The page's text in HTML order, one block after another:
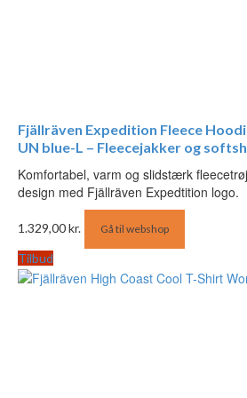
Fjällräven Expedition Fleece
UN blue-L – Fleecejakker og
Komfortabel, varm og slidstærk
design med Fjällräven Expedtition logo.
1.329,00kr. Gå til webshop
Tilbud